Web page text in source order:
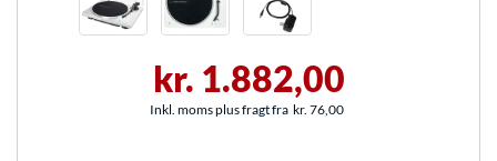
kr. 1.882,00
Inkl. moms plus fragt fra kr. 76,00